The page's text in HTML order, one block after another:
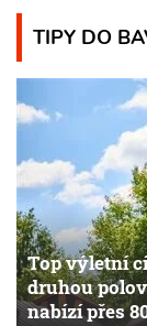
TIPY DO
Top výletní
druhou
nabízí přes